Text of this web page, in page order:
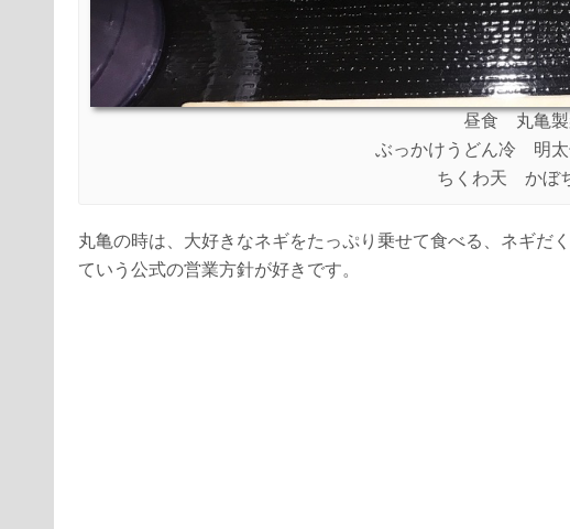
昼食 丸亀製
ぶっかけうどん冷 明太
ちくわ天 かぼ
丸亀の時は、大好きなネギをたっぷり乗せて食べる、ネギだ
ていう公式の営業方針が好きです。